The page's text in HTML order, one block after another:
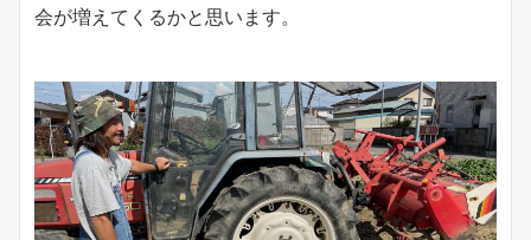
会が増えてくるかと思います。